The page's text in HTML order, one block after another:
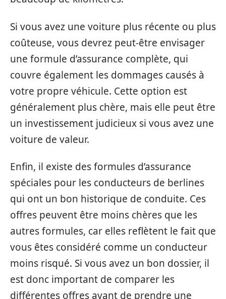
Si vous avez une voiture plus récente ou plus
coûteuse, vous devrez peut-être envisager
une formule d’assurance complète, qui
couvre également les dommages causés à
votre propre véhicule. Cette option est
généralement plus chère, mais elle peut être
un investissement judicieux si vous avez une
voiture de valeur.
Enfin, il existe des formules d’assurance
spéciales pour les conducteurs de berlines
qui ont un bon historique de conduite. Ces
offres peuvent être moins chères que les
autres formules, car elles reflètent le fait que
vous êtes considéré comme un conducteur
moins risqué. Si vous avez un bon dossier, il
est donc important de comparer les
différentes offres avant de prendre une